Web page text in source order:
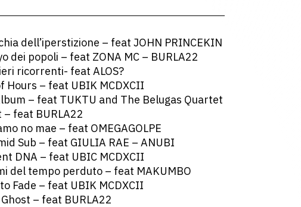
dell’iperstizione – feat JOHN PRINCEKIN
dei popoli – feat ZONA MC – BURLA22
ricorrenti- feat ALOS?
Hours – feat UBIK MCDXCII
– feat TUKTU and The Belugas Quartet
– feat BURLA22
no mae – feat OMEGAGOLPE
Sub – feat GIULIA RAE – ANUBI
DNA – feat UBIC MCDXCII
del tempo perduto – feat MAKUMBO
Fade – feat UBIK MCDXCII
– feat BURLA22